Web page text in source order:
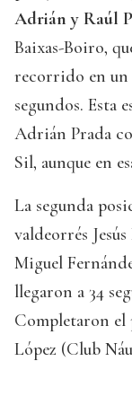
Adrián y Raúl
Baixas-Boiro,
recorrido en un
segundos. Esta
Adrián Prada
Sil, aunque en
La segunda
valdeorrés
Miguel
llegaron a 34
Completaron
López (Club